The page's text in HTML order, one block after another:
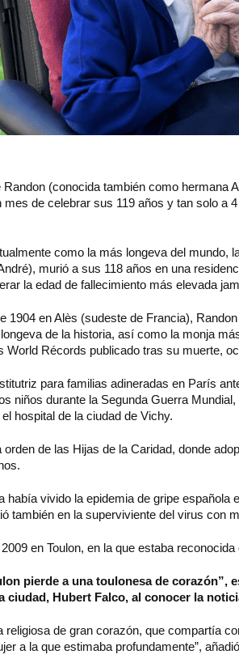
(conocida también como hermana
de celebrar sus 119 años y tan solo a
como la más longeva del mundo,
murió a sus 118 años en una
la edad de fallecimiento más elevada
1904 en Alès (sudeste de Francia),
de la historia, así como la monja
World Récords publicado tras su muerte,
para familias adineradas en París
niños durante la Segunda Guerra
hospital de la ciudad de Vichy.
de las Hijas de la Caridad, donde
había vivido la epidemia de gripe española
también en la superviviente del virus con
en Toulon, en la que estaba
pierde a una toulonesa de corazón”,
ciudad, Hubert Falco, al conocer la
religiosa de gran corazón, que compartía
a la que estimaba profundamente”,